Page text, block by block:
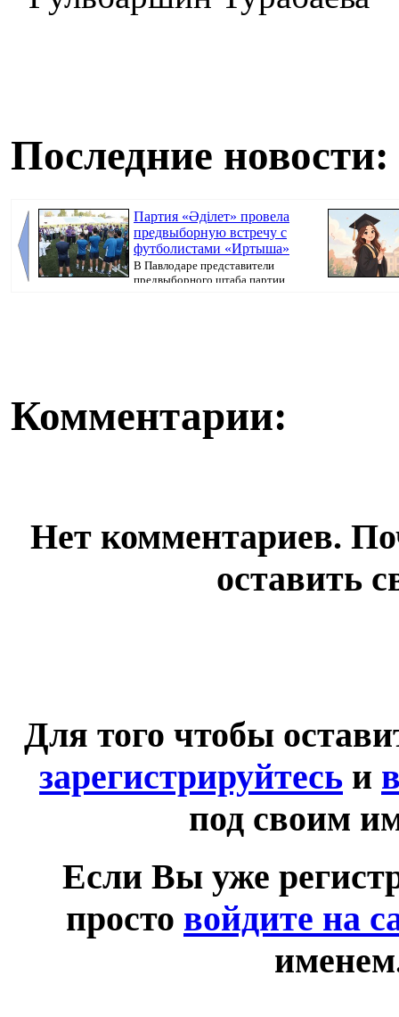
Последние новости:
Партия «Әділет» провела
предвыборную встречу с
футболистами «Иртыша»
В Павлодаре представители
предвыборного штаба партии
Комментарии:
Нет комментариев.
оставить
Для того чтобы
зарегистрируйтесь и
под своим
Если Вы уже
просто войдите на